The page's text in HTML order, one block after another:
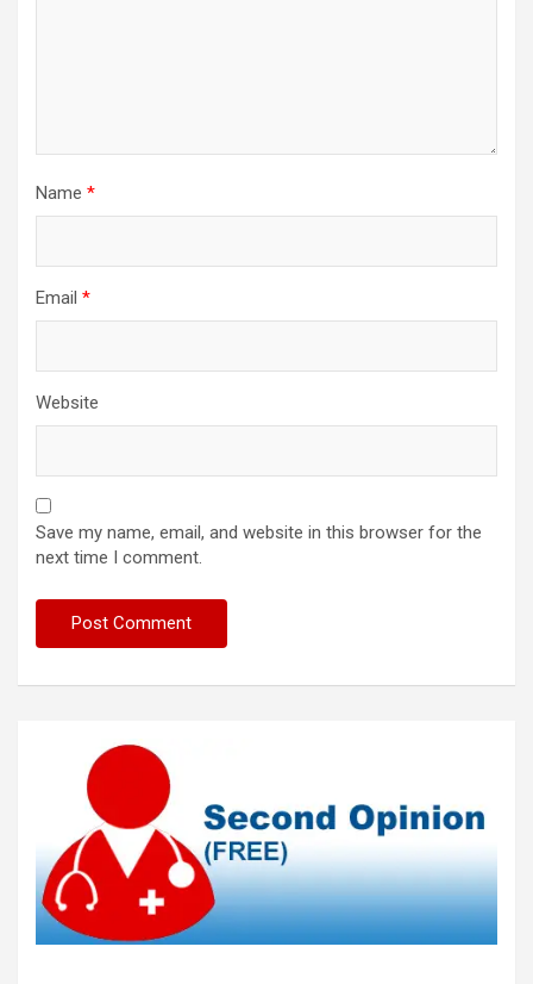
Name *
Email *
Website
Save my name, email, and website in this browser for the
next time I comment.